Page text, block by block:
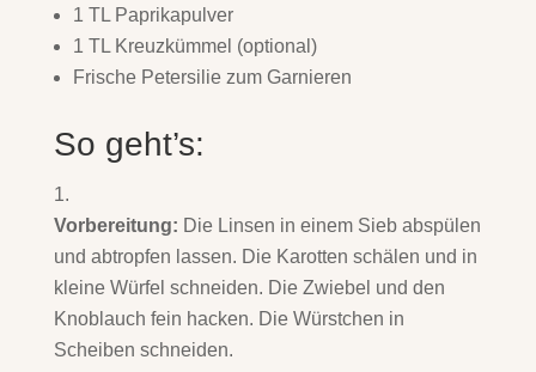
1 TL Paprikapulver
1 TL Kreuzkümmel (optional)
Frische Petersilie zum Garnieren
So geht’s:
Vorbereitung: Die Linsen in einem Sieb abspülen
und abtropfen lassen. Die Karotten schälen und in
kleine Würfel schneiden. Die Zwiebel und den
Knoblauch fein hacken. Die Würstchen in
Scheiben schneiden.